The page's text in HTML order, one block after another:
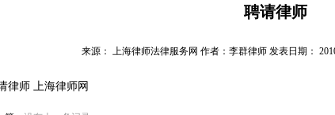
聘请律师
来源： 上海律师法律服务网 作者：李群律师 发表日期：
律师 上海律师网